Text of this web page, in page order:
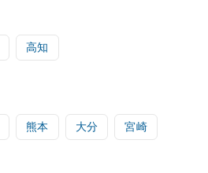
高知
熊本 大分 宮崎